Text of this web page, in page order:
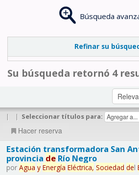
Búsqueda
Refinar su
Su búsqueda retornó 4
| | Seleccionar títulos para:
Hacer reserva
Estación transformadora San
provincia deRío Negro
por Agua y Energía Eléctrica, Sociedad del